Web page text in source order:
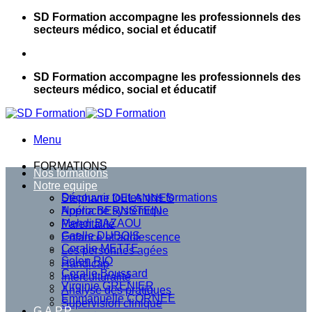
PasserSD Formation accompagne les professionnels des
secteurs médico, social et éducatif
SD Formation accompagne les professionnels des
secteurs médico, social et éducatif
Menu
FORMATIONS
Découvrir toutes nos formations
Approche systémique
Parentalité
Enfance et adolescence
Les personnes agées
Handicap
Interculturalité
Analyse des pratiques
Supervision clinique
Nos formations
Notre equipe
Stephane DELANNES
Noélia BERNSTEIN
Mehdi BAZAOU
Gaelle DUBOIS
Coralie METTE
Solen RIO
Coralie Boussard
Virginie GRENIER
Emmanuelle CORNEE